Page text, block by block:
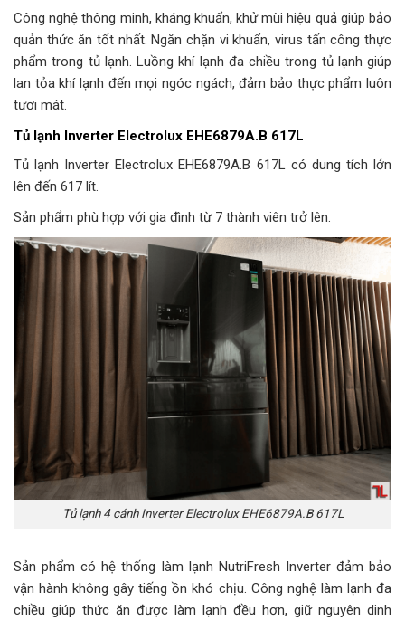
Công nghệ thông minh, kháng khuẩn, khử mùi hiệu quả giúp bảo
quản thức ăn tốt nhất. Ngăn chặn vi khuẩn, virus tấn công thực
phẩm trong tủ lạnh. Luồng khí lạnh đa chiều trong tủ lạnh giúp
lan tỏa khí lạnh đến mọi ngóc ngách, đảm bảo thực phẩm luôn
tươi mát.
Tủ lạnh Inverter Electrolux EHE6879A.B 617L
Tủ lạnh Inverter Electrolux EHE6879A.B 617L có dung tích lớn
lên đến 617 lít.
Sản phẩm phù hợp với gia đình từ 7 thành viên trở lên.
Tủ lạnh 4 cánh Inverter Electrolux EHE6879A.B 617L
Sản phẩm có hệ thống làm lạnh NutriFresh Inverter đảm bảo
vận hành không gây tiếng ồn khó chịu. Công nghệ làm lạnh đa
chiều giúp thức ăn được làm lạnh đều hơn, giữ nguyên dinh